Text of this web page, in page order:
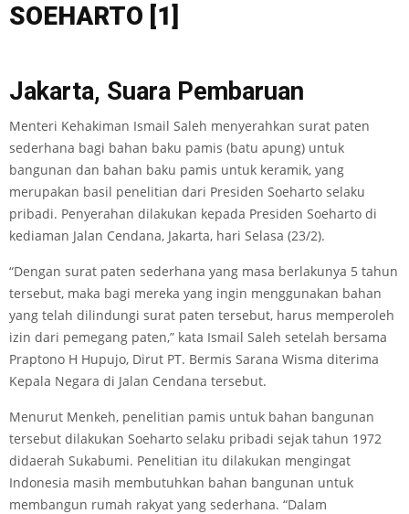
SOEHARTO [1]
Jakarta, Suara Pembaruan
Menteri Kehakiman Ismail Saleh menyerahkan surat paten
sederhana bagi bahan baku pamis (batu apung) untuk
bangunan dan bahan baku pamis untuk keramik, yang
merupakan basil penelitian dari Presiden Soeharto selaku
pribadi. Penyerahan dilakukan kepada Presiden Soeharto di
kediaman Jalan Cendana, Jakarta, hari Selasa (23/2).
“Dengan surat paten sederhana yang masa berlakunya 5 tahun
tersebut, maka bagi mereka yang ingin menggunakan bahan
yang telah dilindungi surat paten tersebut, harus memperoleh
izin dari pemegang paten,” kata Ismail Saleh setelah bersama
Praptono H Hupujo, Dirut PT. Bermis Sarana Wisma diterima
Kepala Negara di Jalan Cendana tersebut.
Menurut Menkeh, penelitian pamis untuk bahan bangunan
tersebut dilakukan Soeharto selaku pribadi sejak tahun 1972
didaerah Sukabumi. Penelitian itu dilakukan mengingat
Indonesia masih membutuhkan bahan bangunan untuk
membangun rumah rakyat yang sederhana. “Dalam